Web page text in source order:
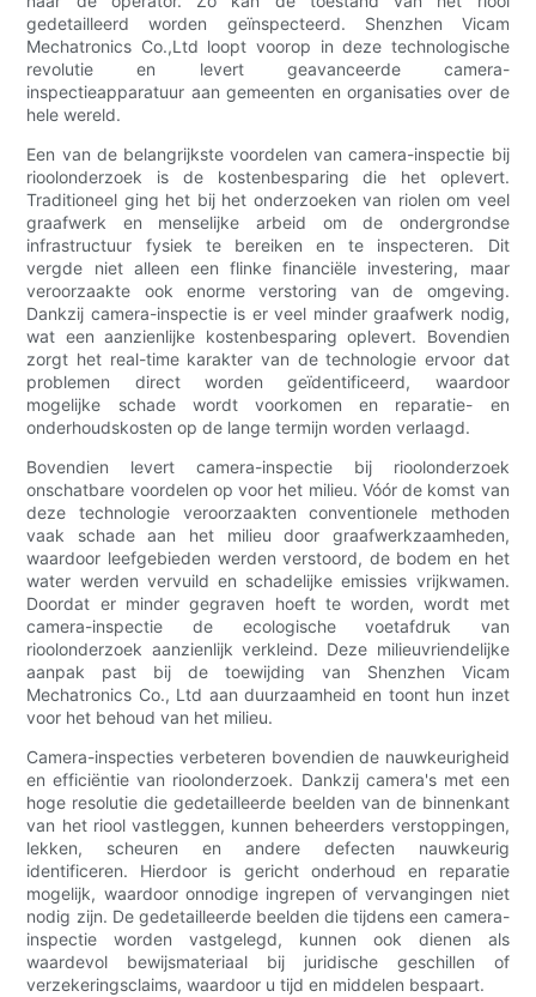
gedetailleerd worden geïnspecteerd. Shenzhen Vicam
Mechatronics Co.,Ltd loopt voorop in deze technologische
revolutie en levert geavanceerde camera-
inspectieapparatuur aan gemeenten en organisaties over de
hele wereld.
Een van de belangrijkste voordelen van camera-inspectie bij
rioolonderzoek is de kostenbesparing die het oplevert.
Traditioneel ging het bij het onderzoeken van riolen om veel
graafwerk en menselijke arbeid om de ondergrondse
infrastructuur fysiek te bereiken en te inspecteren. Dit
vergde niet alleen een flinke financiële investering, maar
veroorzaakte ook enorme verstoring van de omgeving.
Dankzij camera-inspectie is er veel minder graafwerk nodig,
wat een aanzienlijke kostenbesparing oplevert. Bovendien
zorgt het real-time karakter van de technologie ervoor dat
problemen direct worden geïdentificeerd, waardoor
mogelijke schade wordt voorkomen en reparatie- en
onderhoudskosten op de lange termijn worden verlaagd.
Bovendien levert camera-inspectie bij rioolonderzoek
onschatbare voordelen op voor het milieu. Vóór de komst van
deze technologie veroorzaakten conventionele methoden
vaak schade aan het milieu door graafwerkzaamheden,
waardoor leefgebieden werden verstoord, de bodem en het
water werden vervuild en schadelijke emissies vrijkwamen.
Doordat er minder gegraven hoeft te worden, wordt met
camera-inspectie de ecologische voetafdruk van
rioolonderzoek aanzienlijk verkleind. Deze milieuvriendelijke
aanpak past bij de toewijding van Shenzhen Vicam
Mechatronics Co., Ltd aan duurzaamheid en toont hun inzet
voor het behoud van het milieu.
Camera-inspecties verbeteren bovendien de nauwkeurigheid
en efficiëntie van rioolonderzoek. Dankzij camera's met een
hoge resolutie die gedetailleerde beelden van de binnenkant
van het riool vastleggen, kunnen beheerders verstoppingen,
lekken, scheuren en andere defecten nauwkeurig
identificeren. Hierdoor is gericht onderhoud en reparatie
mogelijk, waardoor onnodige ingrepen of vervangingen niet
nodig zijn. De gedetailleerde beelden die tijdens een camera-
inspectie worden vastgelegd, kunnen ook dienen als
waardevol bewijsmateriaal bij juridische geschillen of
verzekeringsclaims, waardoor u tijd en middelen bespaart.